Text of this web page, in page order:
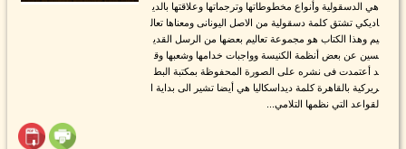
هي الدسقولية وأنواع مخطوطاتها وترجماتها وعلاقتها بالدي
اديكي تشتق كلمة دسقولية من الاصل اليونانى ومعناها تعال
يم وهذا الكتاب هو مجموعة تعاليم بعضها من الرسل القدي
سين عن بعض أنظمة الكنيسة وواجبات خدامها وشعبها وق
د أعتمدت فى نشره على الصورة المحفوظة بمكتبة البط
ريركية بالقاهرة كلمة ديداسكاليا هي أيضا تشير الى بداية ا
لقواعد التي نظمها التلامي...